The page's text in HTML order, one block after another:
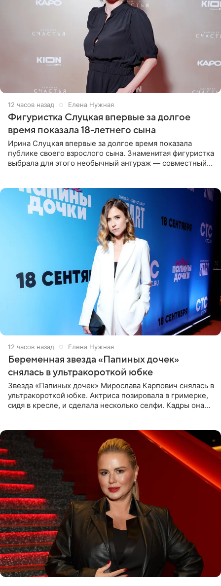
12 часов назад Елена Нужная
Фигуристка Слуцкая впервые за долгое
время показала 18-летнего сына
Ирина Слуцкая впервые за долгое время показала
публике своего взрослого сына. Знаменитая фигуристка
выбрала для этого необычный антураж — совместный
12 часов назад Елена Нужная
Беременная звезда «Папиных дочек»
снялась в ультракороткой юбке
Звезда «Папиных дочек» Мирослава Карпович снялась в
ультракороткой юбке. Актриса позировала в гримерке,
сидя в кресле, и сделала несколько селфи. Кадры она